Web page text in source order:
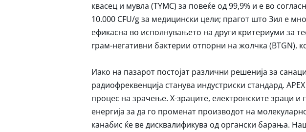
квасец и мувла (TYMC) за повеќе од 99,9% и е во
10.000 CFU/g за медицински цели; прагот што Зил е
ефикасна во исполнувањето на други критериуми за
грам-негативни бактерии отпорни на жолчка (BTGN),
Иако на пазарот постојат различни решенија за
радиофреквенција станува индустриски стандард.
процес на зрачење. Х-зраците, електронските зраци и
енергија за да го променат производот на
канабис ќе ве дисквалификува од органски барања.